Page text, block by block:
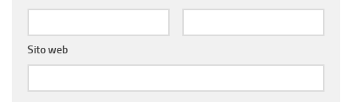
Sito web